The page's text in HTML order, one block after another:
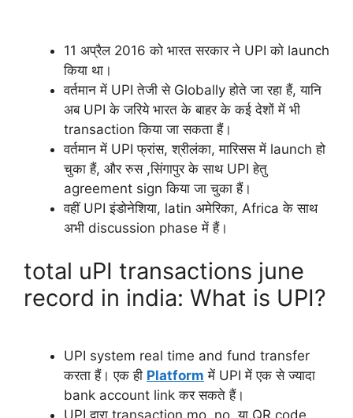
11 अप्रैल 2016 को भारत सरकार ने UPI को launch
किया था।
वर्तमान में UPI तेजी से Globally होते जा रहा हैं, यानि
अब UPI के जरिये भारत के बाहर के कई देशों में भी
transaction किया जा सकता हैं।
वर्तमान में UPI फ्रांस, श्रीलंका, मारिसस में launch हो
चुका हैं, और रुस ,सिंगापुर के साथ UPI हेतु
agreement sign किया जा चुका हैं।
वहीं UPI इंडोनेशिया, latin अमेरिका, Africa के साथ
अभी discussion phase में हैं।
total uPI transactions june
record in india: What is UPI?
UPI system real time and fund transfer
करता हैं। एक ही Platform में UPI में एक से ज्यादा
bank account link कर सकते हैं।
UPI द्वारा transaction mo. no. या QR code